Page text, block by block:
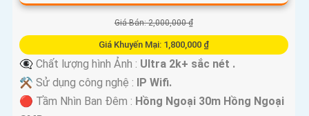
Giá Bán: 2,000,000 ₫
Giá Khuyến Mại: 1,800,000 ₫
👁️‍🗨 Chất lượng hình Ảnh : Ultra 2k+ sắc nét .
⚒ Sử dụng công nghệ :
IP Wifi.
🔴 Tầm Nhìn Ban Đêm : Hồng Ngoại 30m Hồng Ngoại